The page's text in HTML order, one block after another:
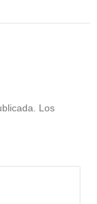
Los